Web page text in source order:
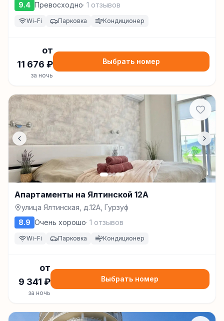
9.4 Превосходно· 1 отзывов
Wi-Fi Парковка Кондиционер
от
11 676 ₽
за ночь
Выбрать номер
Апартаменты на Ялтинской 12А
улица Ялтинская, д.12А, Гурзуф
8.9 Очень хорошо· 1 отзывов
Wi-Fi Парковка Кондиционер
от
9 341 ₽
за ночь
Выбрать номер